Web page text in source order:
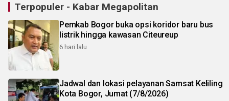
Terpopuler - Kabar Megapolitan
Pemkab Bogor buka opsi koridor baru bus
listrik hingga kawasan Citeureup
6 hari lalu
Jadwal dan lokasi pelayanan Samsat Keliling
Kota Bogor, Jumat (7/8/2026)